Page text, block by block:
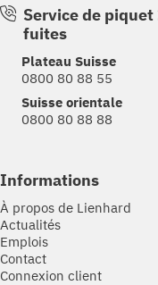
Service de
fuites
Plateau Suisse
0800 80 88 55
Suisse orientale
0800 80 88 88
Informations
À propos de Lienhard
Actualités
Emplois
Contact
Connexion client